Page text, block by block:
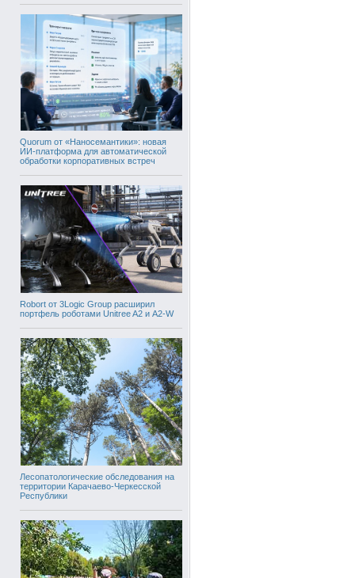
Quorum от «Наносемантики»: новая
ИИ-платформа для автоматической
обработки корпоративных встреч
Robort от 3Logic Group расширил
портфель роботами Unitree A2 и A2-W
Лесопатологические обследования на
территории Карачаево-Черкесской
Республики